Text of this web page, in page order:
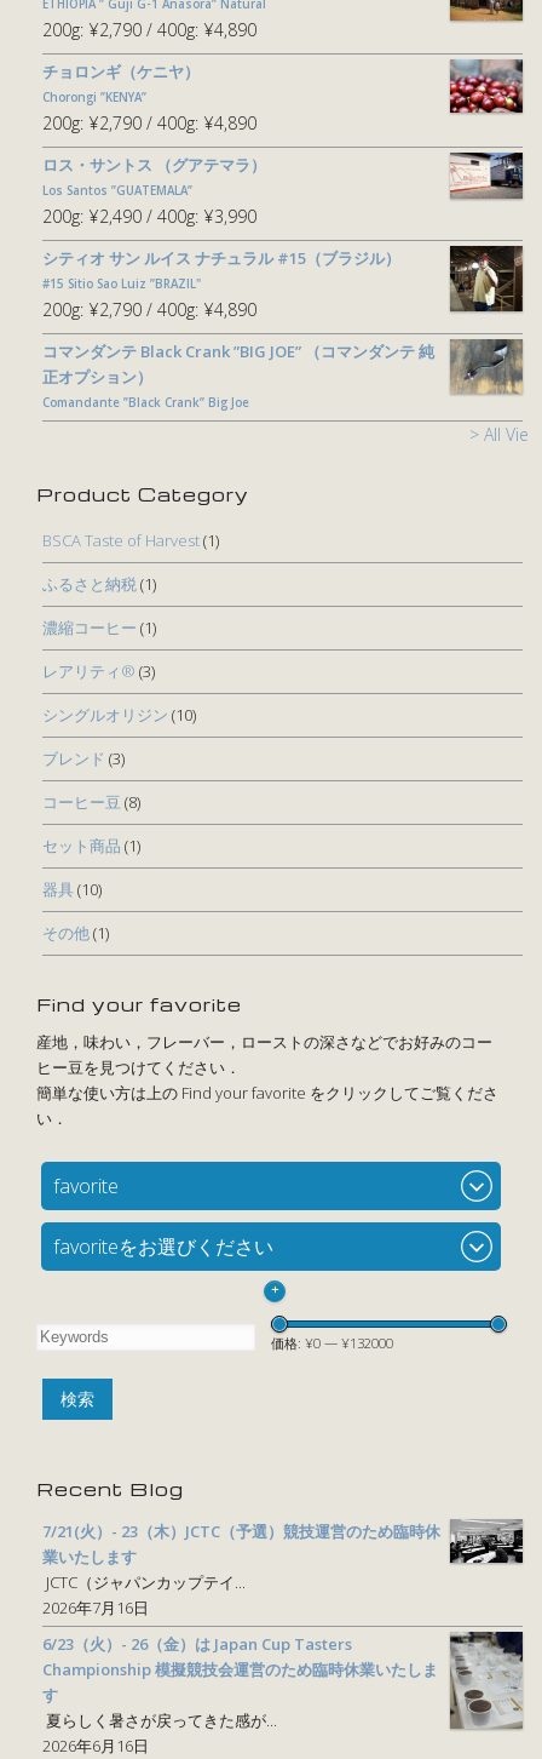
ETHIOPIA ” Guji G-1 Anasora” Natural
200g: ¥2,790 400g: ¥4,890
チョロンギ（ケニヤ）
Chorongi ”KENYA”
200g: ¥2,790 400g: ¥4,890
ロス・サントス （グアテマラ）
Los Santos ”GUATEMALA”
200g: ¥2,490 400g: ¥3,990
シティオ サン ルイス ナチュラル #15（ブラジル）
#15 Sitio Sao Luiz ”BRAZIL"
200g: ¥2,790 400g: ¥4,890
コマンダンテ Black Crank ”BIG JOE” （コマンダンテ 純
正オプション）
Comandante ”Black Crank” Big Joe
> All View
Product Category
BSCA Taste of Harvest(1)
ふるさと納税(1)
濃縮コーヒー (1)
レアリティ® (3)
シングルオリジン (10)
ブレンド (3)
コーヒー豆 (8)
セット商品 (1)
器具(10)
その他(1)
Find your favorite
favorite
favoriteをお選びください
+
価格: ¥0— ¥132000
Recent Blog
7/21(火）- 23（木）JCTC（予選）競技運営のため臨時休
業いたします
JCTC（ジャパンカップテイ...
2026年7月16日
6/23（火）- 26（金）は Japan Cup Tasters
Championship 模擬競技会運営のため臨時休業いたしま
す
夏らしく暑さが戻ってきた感が...
2026年6月16日